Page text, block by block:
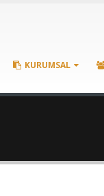
KURUMSAL